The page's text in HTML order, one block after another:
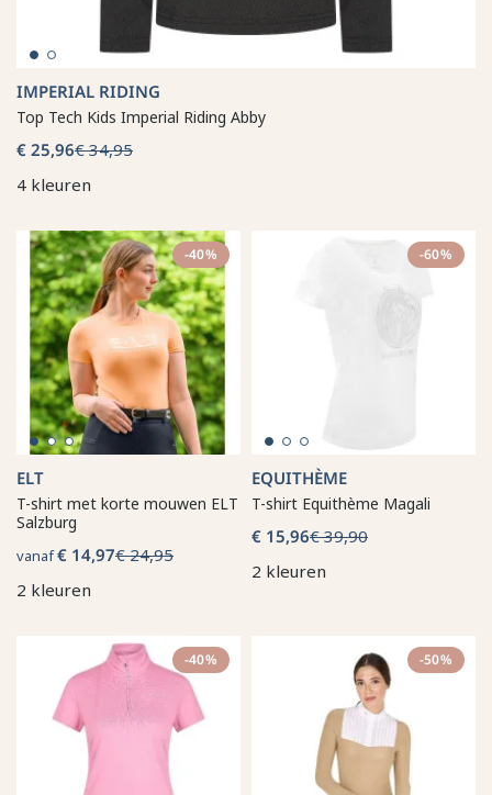
IMPERIAL RIDING
Top Tech Kids Imperial Riding Abby
€ 25,96€ 34,95
4 kleuren
-40%
ELT
T-shirt met korte mouwen ELT
Salzburg
vanaf€ 14,97€ 24,95
2 kleuren
-60%
EQUITHÈME
T-shirt Equithème Magali
€ 15,96€ 39,90
2 kleuren
-40% -50%